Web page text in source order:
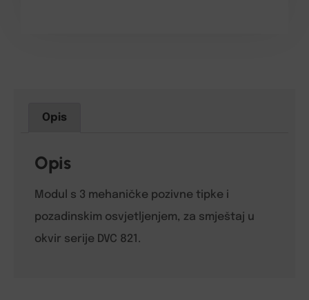
Opis
Opis
Modul s 3 mehaničke pozivne tipke i
pozadinskim osvjetljenjem, za smještaj u
okvir serije DVC 821.